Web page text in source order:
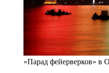
«Парад фейерверков» в